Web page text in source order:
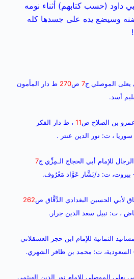
داود (حسب كتابهم) أثناء نومه
وسيضع يده على جسدها كله
يعلى الموصلي ج7ص270 ط دار المأمون
أسد.
عمرو بن الصلاح ص11، ط دار الفكر
سوريا ، ت: نور الدين عنتر .
للإمام أبي الحجاج الـمِزِّي ج7
ت: د/بَشَّار عَوَّاد مَعْرُوف.
لأبي الحسين البغدادي الدَّقَّاق ص262
، ت: نبيل سعد الدين جرار.
الثمانية للإمام ابن حجر العسقلاني
ت: محمد بن ظافر الشهري.
يعلى الموصلي للإمام نور الدين الهيثمي